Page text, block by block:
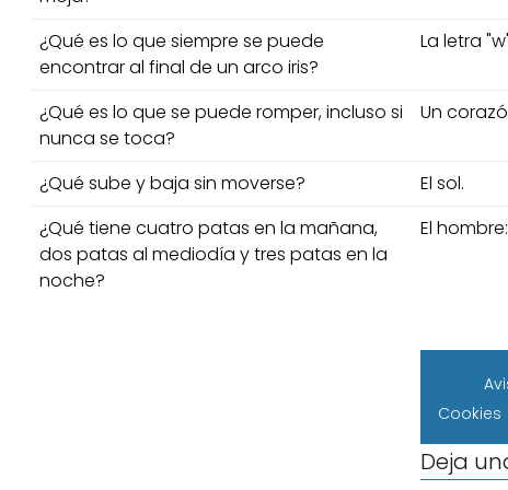
¿Qué es lo que siempre se puede
encontrar al final de un arco iris?
La letra
¿Qué es lo que se puede romper, incluso si
nunca se toca?
Un
¿Qué sube y baja sin moverse?
El sol.
¿Qué tiene cuatro patas en la mañana,
dos patas al mediodía y tres patas en la
noche?
El
Deja
Cookies